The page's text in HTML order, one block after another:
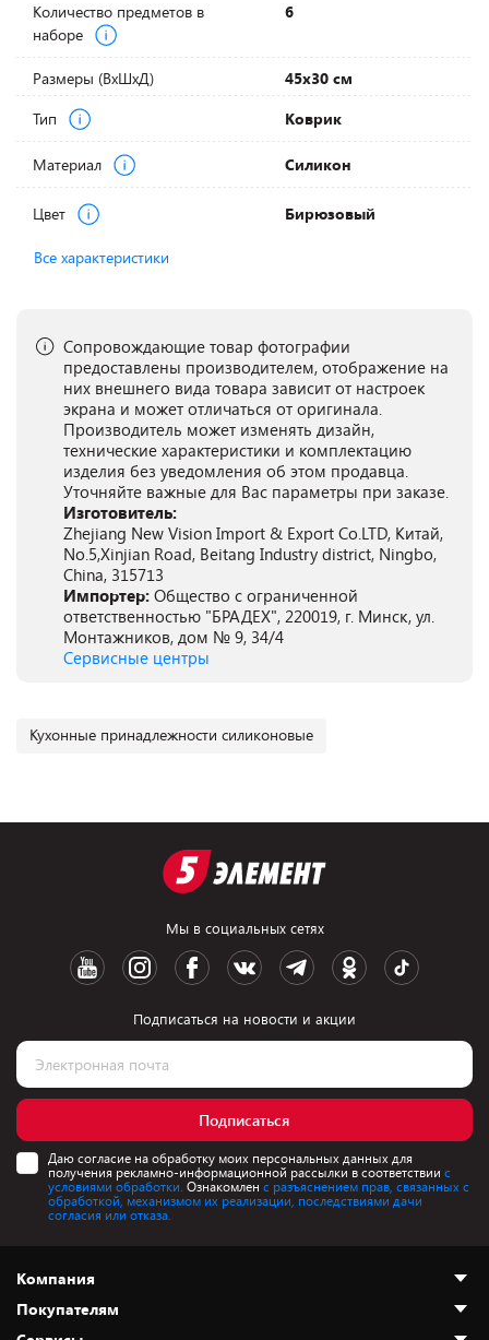
Количество предметов в
наборе
6
Размеры (ВхШхД)
45х30 см
Тип
Коврик
Материал Силикон
Цвет Бирюзовый
Все характеристики
Сопровождающие товар фотографии
предоставлены производителем, отображение на
них внешнего вида товара зависит от настроек
экрана и может отличаться от оригинала.
Производитель может изменять дизайн,
технические характеристики и комплектацию
изделия без уведомления об этом продавца.
Уточняйте важные для Вас параметры при заказе.
Изготовитель:
Zhejiang New Vision Import & Export Co.LTD, Китай,
No.5,Xinjian Road, Beitang Industry district, Ningbo,
China, 315713
Импортер: Общество с ограниченной
ответственностью "БРАДЕХ", 220019, г. Минск, ул.
Монтажников, дом № 9, 34/4
Сервисные центры
Кухонные принадлежности силиконовые
Мы в социальных сетях
Подписаться на новости и акции
Подписаться
Даю согласие на обработку моих персональных данных для
получения рекламно-информационной рассылки в соответствии с
условиями обработки. Ознакомлен с разъяснением прав, связанных с
обработкой, механизмом их реализации, последствиями дачи
согласия или отказа.
Компания
О нас
Покупателям